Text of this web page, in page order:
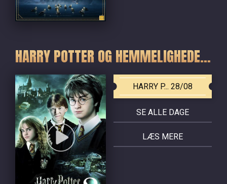
HARRY POTTER OG HEMMELIGHEDERNES KAMMER
HARRY P... 28/08
SE ALLE DAGE
LÆS MERE